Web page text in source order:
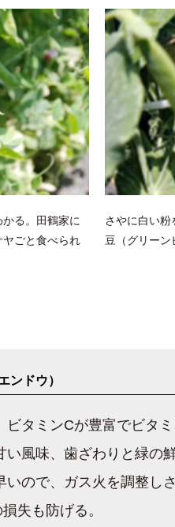
る。田鶴家に
ごと食べられ
さやに白い粉
豆（グリーン
ンドウ）
ビタミンCが豊富でビタ
い風味、歯ざわりと緑の
いので、ガス火を調整し
失も防げる。